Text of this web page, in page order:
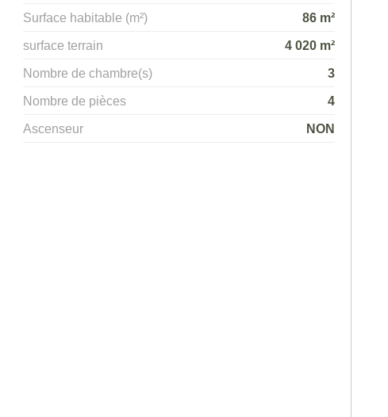
Surface habitable (m²)
86 m²
surface terrain
4 020 m²
Nombre de chambre(s)
3
Nombre de pièces
4
Ascenseur
NON